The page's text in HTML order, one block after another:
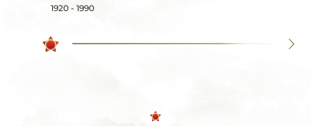
1920 - 1990